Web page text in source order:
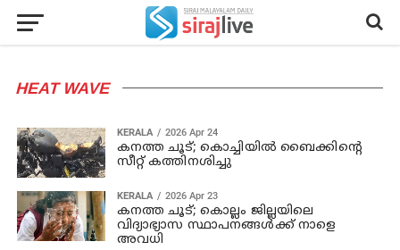
HEAT WAVE
KERALA 2026 Apr 24
കനത്ത ചൂട്; കൊച്ചിയില്‍ ബൈക്കിന്റെ
സീറ്റ് കത്തിനശിച്ചു
KERALA 2026 Apr 23
കനത്ത ചൂട്; കൊല്ലം ജില്ലയിലെ
വിദ്യാഭ്യാസ സ്ഥാപനങ്ങള്‍ക്ക് നാളെ
അവധി